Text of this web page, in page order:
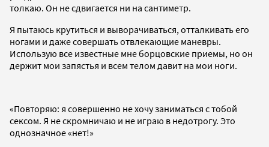
толкаю. Он не сдвигается ни на сантиметр.
Я пытаюсь крутиться и выворачиваться, отталкивать его
ногами и даже совершать отвлекающие маневры.
Использую все известные мне борцовские приемы, но он
держит мои запястья и всем телом давит на мои ноги.
«Повторяю: я совершенно не хочу заниматься с тобой
сексом. Я не скромничаю и не играю в недотрогу. Это
однозначное «нет!»